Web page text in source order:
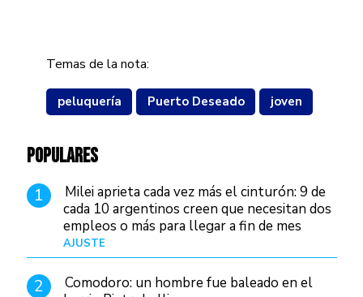
Temas de la nota:
peluquería Puerto Deseado joven
POPULARES
1
Milei aprieta cada vez más el cinturón: 9 de
cada 10 argentinos creen que necesitan dos
empleos o más para llegar a fin de mes
AJUSTE
2
Comodoro: un hombre fue baleado en el